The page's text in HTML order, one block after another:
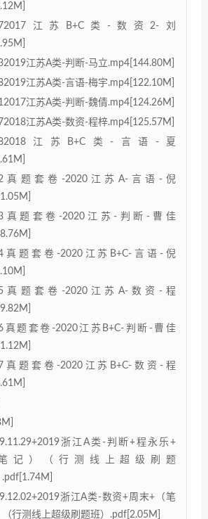
江苏B+C类-数资2-刘
江苏A类-判断-马立.mp4[144.80M]
江苏A类-言语-梅宇.mp4[122.10M]
江苏A类-判断-魏倩.mp4[124.26M]
江苏A类-数资-程梓.mp4[125.57M]
江苏B+C类-言语-夏
真题套卷-2020江苏A-言语-倪
真题套卷-2020江苏-判断-曹佳
真题套卷-2020江苏B+C-言语-倪
真题套卷-2020江苏A-数资-程
真题套卷-2020江苏B+C-判断-曹佳
真题套卷-2020江苏B+C-数资-程
浙江A类-判断+程永乐+
笔记）（行测线上超级刷题
浙江A类-数资+周末+（笔
（行测线上超级刷题班）.pdf[2.05M]